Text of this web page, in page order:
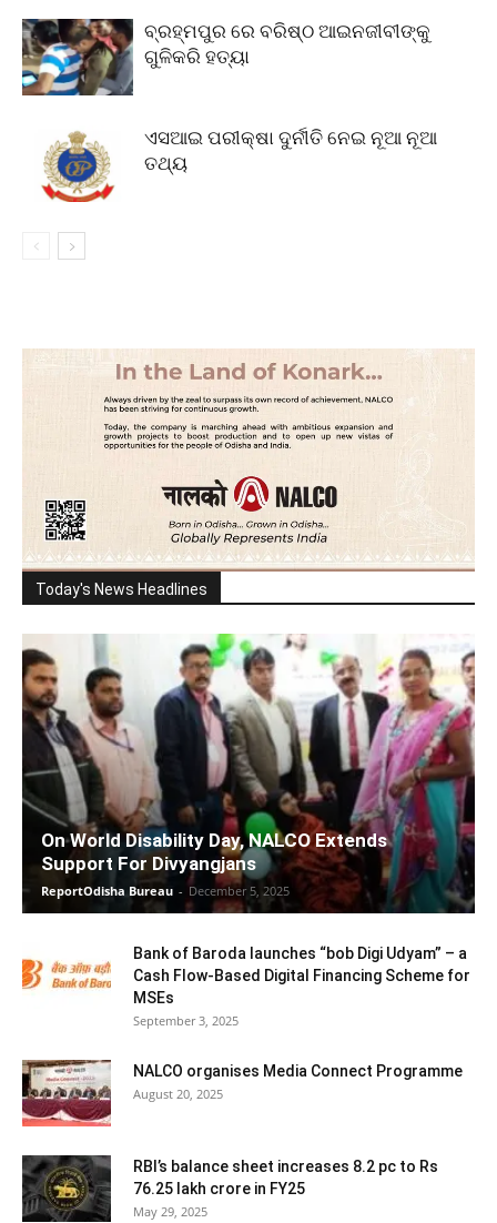
ବ୍ରହ୍ମପୁର ରେ ବରିଷ୍ଠ ଆଇନଜୀବୀଙ୍କୁ
ଗୁଳିକରି ହତ୍ୟା
ଏସଆଇ ପରୀକ୍ଷା ଦୁର୍ନୀତି ନେଇ ନୂଆ ନୂଆ
ତଥ୍ୟ
Today's News Headlines
On World Disability Day, NALCO Extends
Support For Divyangjans
ReportOdisha Bureau - December 5, 2025
Bank of Baroda launches “bob Digi Udyam” – a
Cash Flow-Based Digital Financing Scheme for
MSEs
September 3, 2025
NALCO organises Media Connect Programme
August 20, 2025
RBI’s balance sheet increases 8.2 pc to Rs
76.25 lakh crore in FY25
May 29, 2025